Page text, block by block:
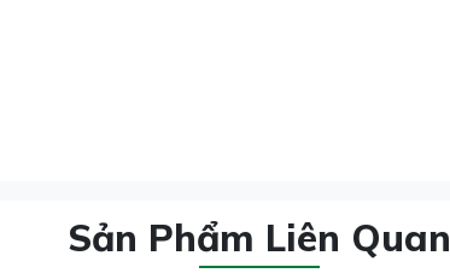
Sản Phẩm Liên Quan